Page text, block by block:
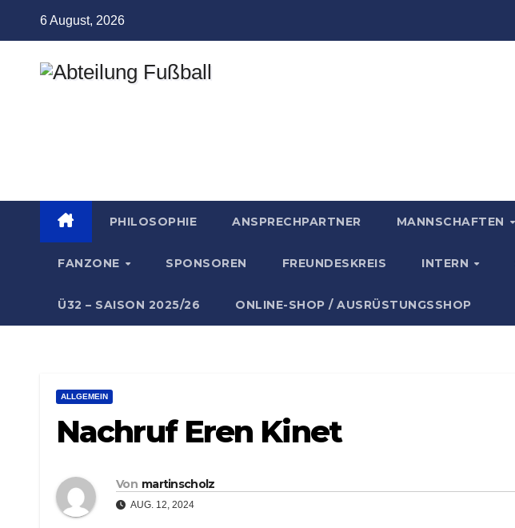
6 August, 2026
PHILOSOPHIE ANSPRECHPARTNER MANNSCHAFTEN
FANZONE SPONSOREN FREUNDESKREIS INTERN
Ü32 – SAISON 2025/26 ONLINE-SHOP / AUSRÜSTUNGSSHOP
ALLGEMEIN
Nachruf Eren Kinet
Von martinscholz
AUG. 12, 2024